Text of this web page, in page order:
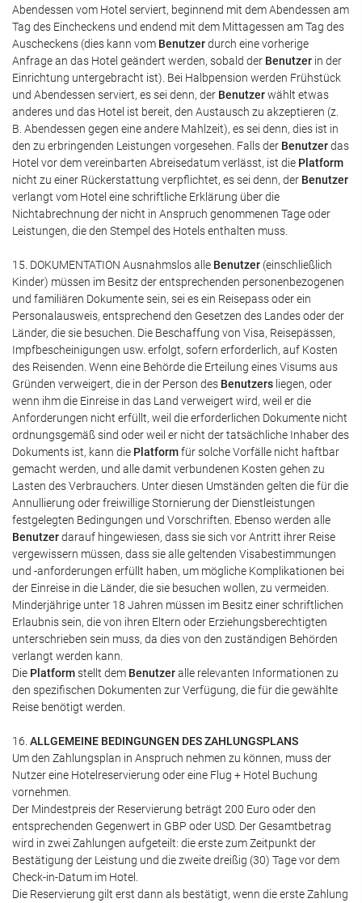
Abendessen vom Hotel serviert, beginnend mit dem Abendessen am
Tag des Eincheckens und endend mit dem Mittagessen am Tag des
Auscheckens (dies kann vom Benutzerdurch eine vorherige
Anfrage an das Hotel geändert werden, sobald der Benutzer in der
Einrichtung untergebracht ist). Bei Halbpension werden Frühstück
und Abendessen serviert, es sei denn, der Benutzerwählt etwas
anderes und das Hotel ist bereit, den Austausch zu akzeptieren (z.
B. Abendessen gegen eine andere Mahlzeit), es sei denn, dies ist in
den zu erbringenden Leistungen vorgesehen. Falls der Benutzerdas
Hotel vor dem vereinbarten Abreisedatum verlässt, ist die Platform
nicht zu einer Rückerstattung verpflichtet, es sei denn, der Benutzer
verlangt vom Hotel eine schriftliche Erklärung über die
Nichtabrechnung der nicht in Anspruch genommenen Tage oder
Leistungen, die den Stempel des Hotels enthalten muss.
15. DOKUMENTATION Ausnahmslos alle Benutzer (einschließlich
Kinder) müssen im Besitz der entsprechenden personenbezogenen
und familiären Dokumente sein, sei es ein Reisepass oder ein
Personalausweis, entsprechend den Gesetzen des Landes oder der
Länder, die sie besuchen. Die Beschaffung von Visa, Reisepässen,
Impfbescheinigungen usw. erfolgt, sofern erforderlich, auf Kosten
des Reisenden. Wenn eine Behörde die Erteilung eines Visums aus
Gründen verweigert, die in der Person des Benutzers liegen, oder
wenn ihm die Einreise in das Land verweigert wird, weil er die
Anforderungen nicht erfüllt, weil die erforderlichen Dokumente nicht
ordnungsgemäß sind oder weil er nicht der tatsächliche Inhaber des
Dokuments ist, kann die Platformfür solche Vorfälle nicht haftbar
gemacht werden, und alle damit verbundenen Kosten gehen zu
Lasten des Verbrauchers. Unter diesen Umständen gelten die für die
Annullierung oder freiwillige Stornierung der Dienstleistungen
festgelegten Bedingungen und Vorschriften. Ebenso werden alle
Benutzerdarauf hingewiesen, dass sie sich vor Antritt ihrer Reise
vergewissern müssen, dass sie alle geltenden Visabestimmungen
und -anforderungen erfüllt haben, um mögliche Komplikationen bei
der Einreise in die Länder, die sie besuchen wollen, zu vermeiden.
Minderjährige unter 18 Jahren müssen im Besitz einer schriftlichen
Erlaubnis sein, die von ihren Eltern oder Erziehungsberechtigten
unterschrieben sein muss, da dies von den zuständigen Behörden
verlangt werden kann.
Die Platformstellt dem Benutzeralle relevanten Informationen zu
den spezifischen Dokumenten zur Verfügung, die für die gewählte
Reise benötigt werden.
16. ALLGEMEINE BEDINGUNGEN DES ZAHLUNGSPLANS
Um den Zahlungsplan in Anspruch nehmen zu können, muss der
Nutzer eine Hotelreservierung oder eine Flug + Hotel Buchung
vornehmen.
Der Mindestpreis der Reservierung beträgt 200 Euro oder den
entsprechenden Gegenwert in GBP oder USD. Der Gesamtbetrag
wird in zwei Zahlungen aufgeteilt: die erste zum Zeitpunkt der
Bestätigung der Leistung und die zweite dreißig (30) Tage vor dem
Check-in-Datum im Hotel.
Die Reservierung gilt erst dann als bestätigt, wenn die erste Zahlung